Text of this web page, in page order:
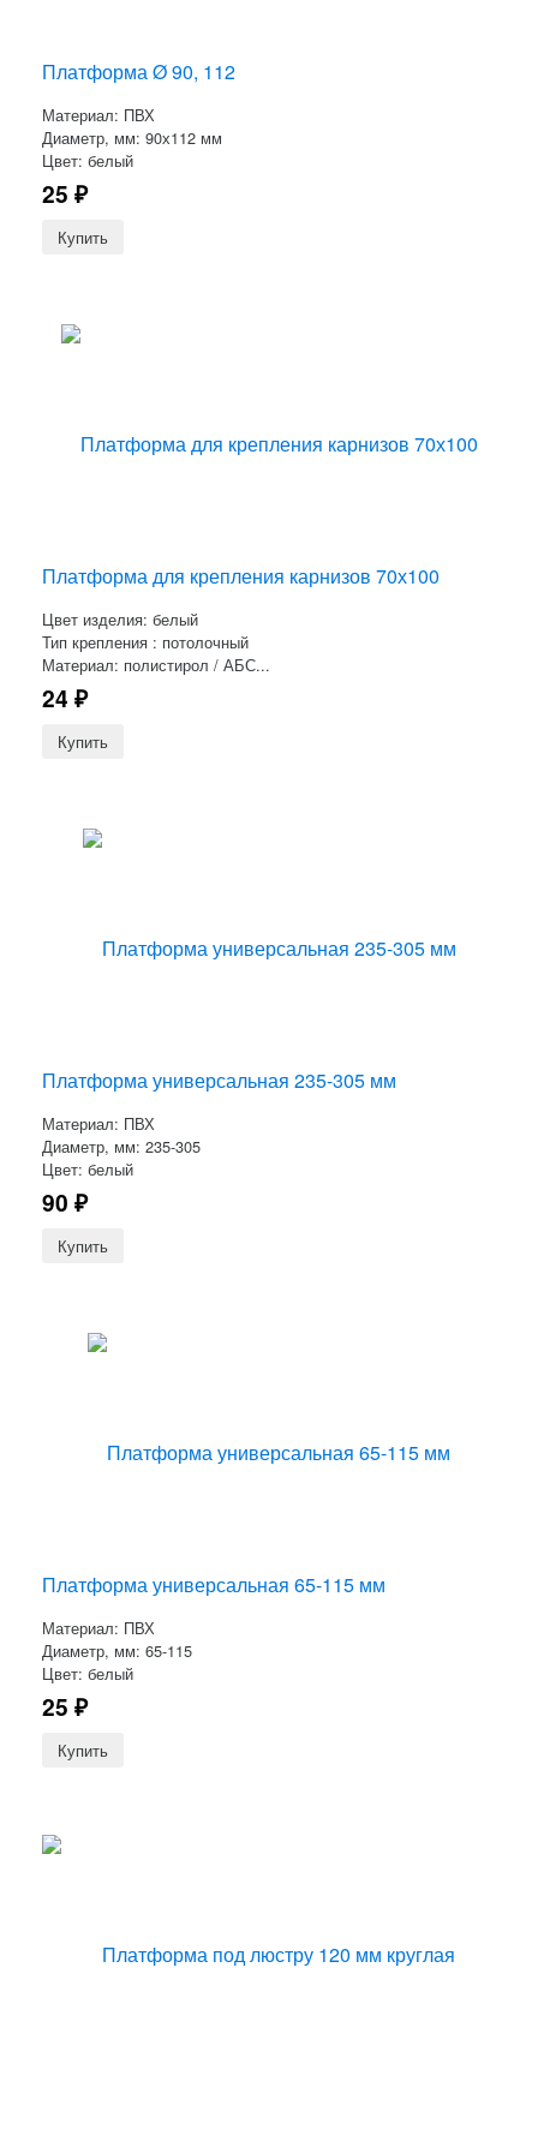
Платформа Ø 90, 112
Материал: ПВХ
Диаметр, мм: 90х112 мм
Цвет: белый
25 ₽
Платформа для крепления карнизов 70х100
Цвет изделия: белый
Тип крепления : потолочный
Материал: полистирол / АБС...
24 ₽
Платформа универсальная 235-305 мм
Материал: ПВХ
Диаметр, мм: 235-305
Цвет: белый
90 ₽
Платформа универсальная 65-115 мм
Материал: ПВХ
Диаметр, мм: 65-115
Цвет: белый
25 ₽